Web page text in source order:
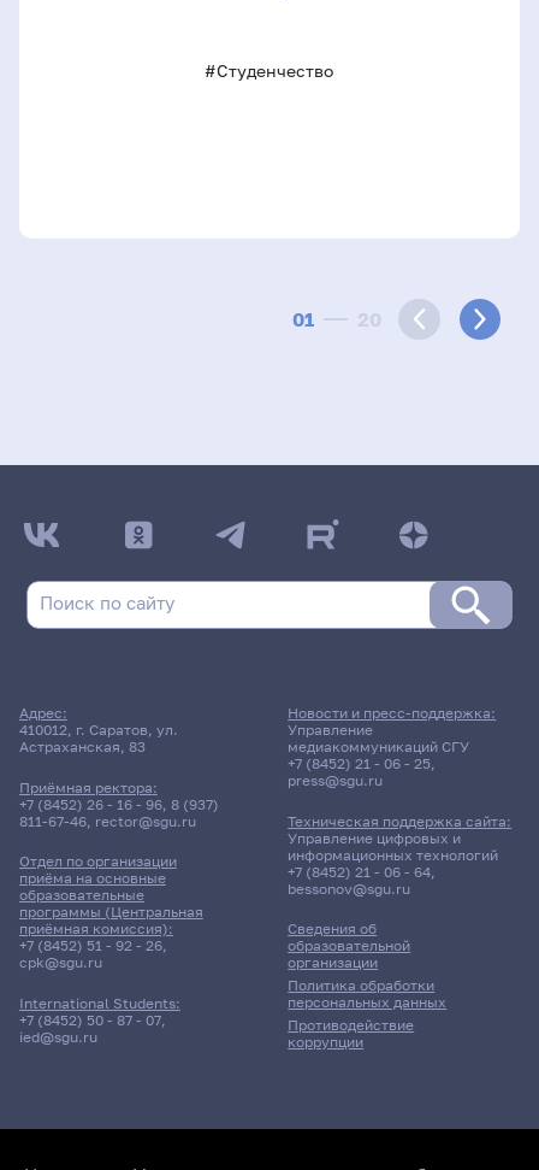
01 20
#Студенчество
Адрес:
410012, г. Саратов, ул.
Астраханская, 83
Приёмная ректора:
+7 (8452) 26 - 16 - 96, 8 (937)
811-67-46, rector@sgu.ru
Отдел по организации
приёма на основные
образовательные
программы (Центральная
приёмная комиссия):
+7 (8452) 51 - 92 - 26,
cpk@sgu.ru
International Students:
+7 (8452) 50 - 87 - 07,
ied@sgu.ru
Сведения об
образовательной
организации
Политика обработки
персональных данных
Противодействие
коррупции
Новости и пресс-поддержка:
Управление
медиакоммуникаций СГУ
+7 (8452) 21 - 06 - 25,
press@sgu.ru
Техническая поддержка сайта:
Управление цифровых и
информационных технологий
+7 (8452) 21 - 06 - 64,
bessonov@sgu.ru